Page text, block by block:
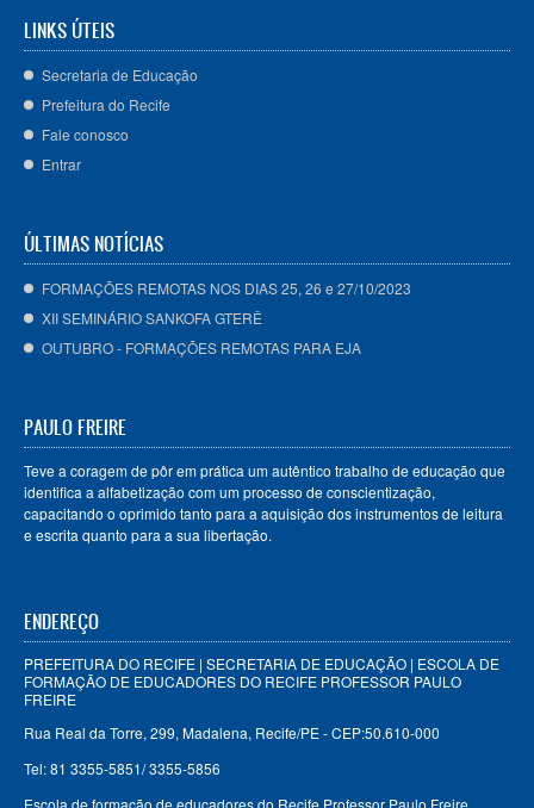
LINKS ÚTEIS
Secretaria de Educação
Prefeitura do Recife
Fale conosco
Entrar
ÚLTIMAS NOTÍCIAS
FORMAÇÕES REMOTAS NOS DIAS 25, 26 e 27/10/2023
XII SEMINÁRIO SANKOFA GTERÊ
OUTUBRO - FORMAÇÕES REMOTAS PARA EJA
PAULO FREIRE
Teve a coragem de pôr em prática um autêntico trabalho de educação que
identifica a alfabetização com um processo de conscientização,
capacitando o oprimido tanto para a aquisição dos instrumentos de leitura
e escrita quanto para a sua libertação.
ENDEREÇO
PREFEITURA DO RECIFE | SECRETARIA DE EDUCAÇÃO | ESCOLA DE
FORMAÇÃO DE EDUCADORES DO RECIFE PROFESSOR PAULO
FREIRE
Rua Real da Torre, 299, Madalena, Recife/PE - CEP:50.610-000
Tel: 81 3355-5851/ 3355-5856